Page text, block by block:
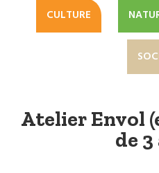
CULTURE
Atelier Envol
de 3